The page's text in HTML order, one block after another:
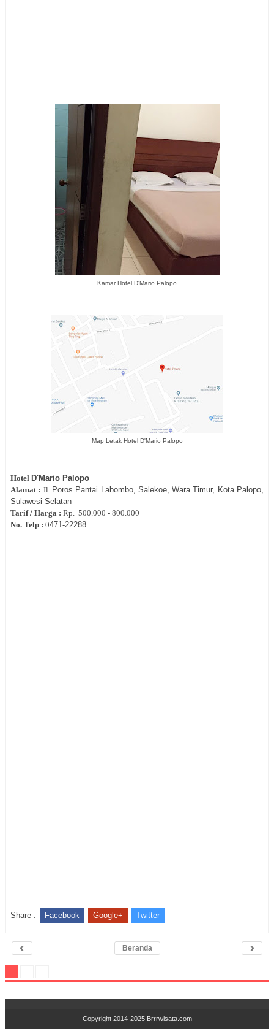
Kamar Hotel D'Mario Palopo
Map Letak Hotel D'Mario Palopo
Hotel D'Mario Palopo
Alamat : Jl. Poros Pantai Labombo, Salekoe, Wara Timur, Kota Palopo,
Sulawesi Selatan
Tarif / Harga : Rp. 500.000 - 800.000
No. Telp : 0471-22288
Share : Facebook Google+ Twitter
‹ ›
Beranda
Copyright 2014-2025 Brrrwisata.com